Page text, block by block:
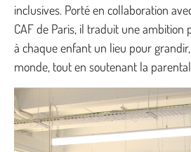
inclusives. Porté en collaboration
CAF de Paris, il traduit une ambition
à chaque enfant un lieu pour grandir,
monde, tout en soutenant la